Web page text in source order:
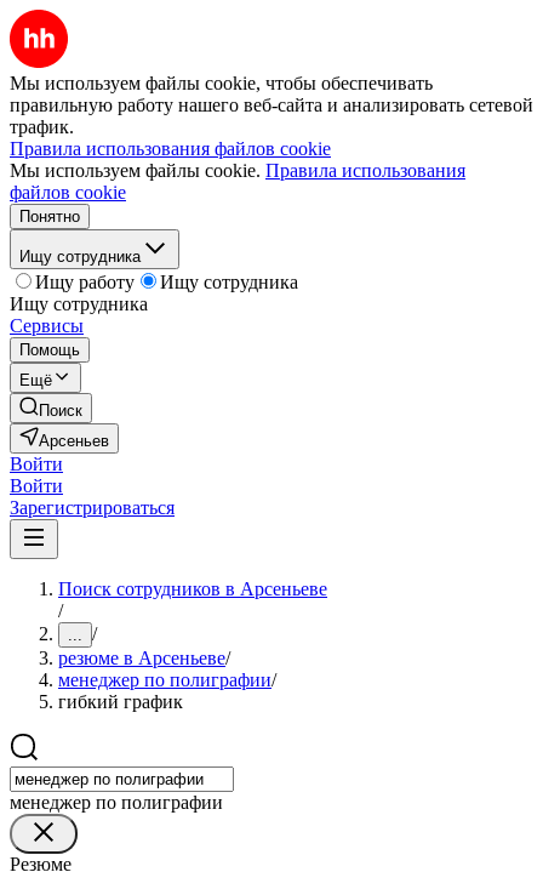
Мы используем файлы cookie, чтобы обеспечивать
правильную работу нашего веб-сайта и анализировать сетевой
трафик.
Правила использования файлов cookie
Мы используем файлы cookie. Правила использования
файлов cookie
Понятно
Ищу сотрудника
Ищу работу
Ищу сотрудника
Ищу сотрудника
Сервисы
Помощь
Ещё
Поиск
Арсеньев
Войти
Войти
Зарегистрироваться
Поиск сотрудников в Арсеньеве
/
... /
резюме в Арсеньеве/
менеджер по полиграфии/
гибкий график
менеджер по полиграфии
Резюме